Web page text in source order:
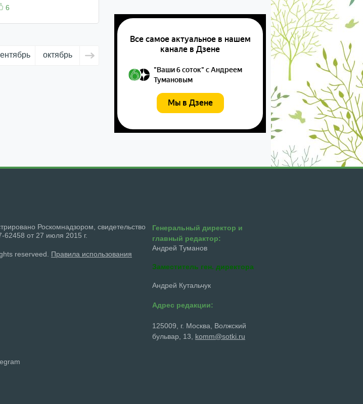
6
октябрь ноябрь декабрь январь февраль март апрель
Роскомнадзором, свидетельство
от 27 июля 2015 г.
reserveed. Правила использования
Генеральный директор и
главный редактор:
Андрей Туманов
Заместитель ген. директора
Андрей Кутальчук
Адрес редакции:
125009, г. Москва, Волжский
бульвар, 13, komm@sotki.ru